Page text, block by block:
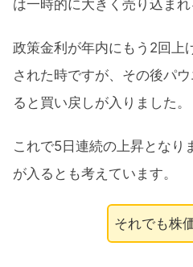
は一時的に大きく売り込まれ
政策金利が年内にもう2回上
された時ですが、その後パ
ると買い戻しが入りました。
これで5日連続の上昇となり
が入るとも考えています。
それでも株